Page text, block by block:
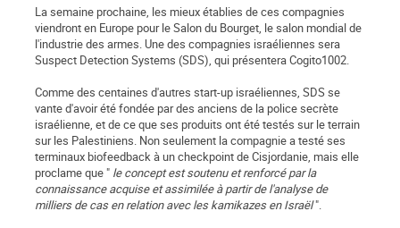
La semaine prochaine, les mieux établies de ces compagnies
viendront en Europe pour le Salon du Bourget, le salon mondial de
l'industrie des armes. Une des compagnies israéliennes sera
Suspect Detection Systems (SDS), qui présentera Cogito1002.
Comme des centaines d'autres start-up israéliennes, SDS se
vante d'avoir été fondée par des anciens de la police secrète
israélienne, et de ce que ses produits ont été testés sur le terrain
sur les Palestiniens. Non seulement la compagnie a testé ses
terminaux biofeedback à un checkpoint de Cisjordanie, mais elle
proclame que " le concept est soutenu et renforcé par la
connaissance acquise et assimilée à partir de l'analyse de
milliers de cas en relation avec les kamikazes en Israël".